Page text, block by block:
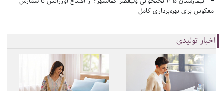
معکوس برای بهره‌برداری کامل
اخبار تولیدی